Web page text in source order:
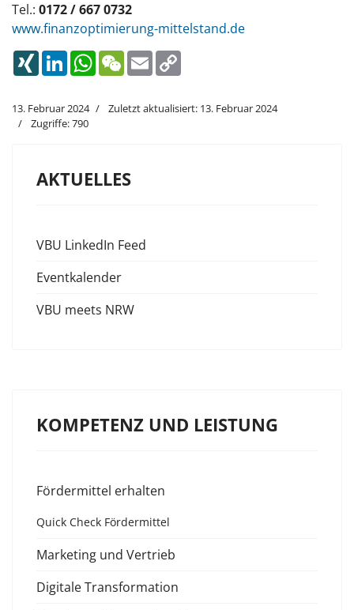
Tel.: 0172 / 667 0732
www.finanzoptimierung-mittelstand.de
XINGLinkedInWhatsApp
WeChat
Email
13. Februar 2024
Zuletzt aktualisiert: 13. Februar 2024
Zugriffe: 790
AKTUELLES
VBU LinkedIn Feed
Eventkalender
VBU meets NRW
KOMPETENZ UND LEISTUNG
Fördermittel erhalten
Quick Check Fördermittel
Marketing und Vertrieb
Digitale Transformation